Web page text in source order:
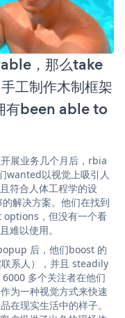
，那么take
工制作木制框架
有been able to
展业务几个月后，rbia
wanted以视觉上吸引人
符合人体工程学的设
解决方案。他们在找到
，但没有一个看
难以使用。
后，他们boost 的
系人），并且 steadily
多个关注者在他们
为一种视觉方式来快速
在现实生活中的样子。